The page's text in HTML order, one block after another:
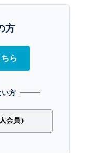
方
ら
方
会員）